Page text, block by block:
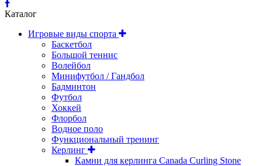
Каталог
Игровые виды спорта
Баскетбол
Большой теннис
Волейбол
Минифутбол / Гандбол
Бадминтон
Футбол
Хоккей
Флорбол
Водное поло
Функциональный тренинг
Керлинг
Камни для керлинга Canada Curling Stone